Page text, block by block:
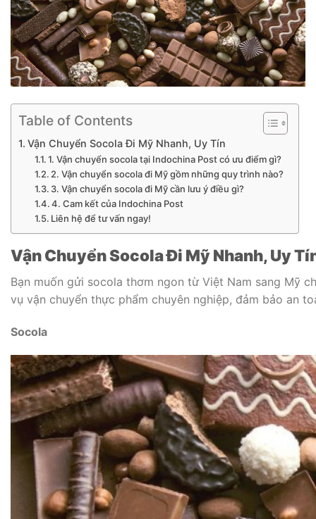
Table of Contents
Vận Chuyển Socola Đi Mỹ Nhanh, Uy Tín
1. Vận chuyển socola tại Indochina Post có ưu điểm gì?
2. Vận chuyển socola đi Mỹ gồm những quy trình nào?
3. Vận chuyển socola đi Mỹ cần lưu ý điều gì?
4. Cam kết của Indochina Post
Liên hệ để tư vấn ngay!
Vận Chuyển Socola Đi Mỹ Nhanh, Uy
Bạn muốn gửi socola thơm ngon từ Việt Nam sang Mỹ
vụ vận chuyển thực phẩm chuyên nghiệp, đảm bảo an
Socola